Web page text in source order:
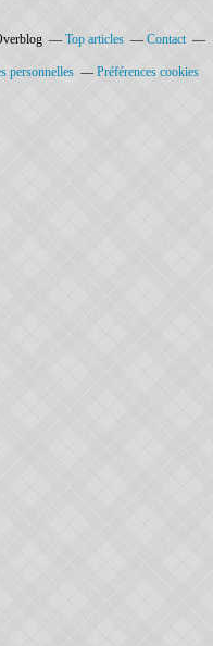
Top articles Contact
personnelles Préférences cookies